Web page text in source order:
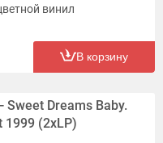
винил
В корзину
Dreams Baby.
1999 (2xLP)